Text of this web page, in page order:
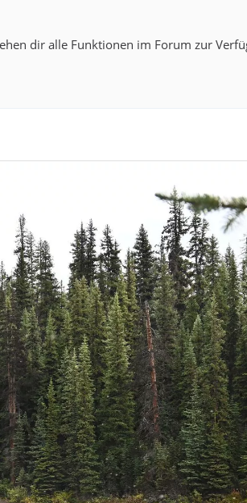
dir alle Funktionen im Forum zur